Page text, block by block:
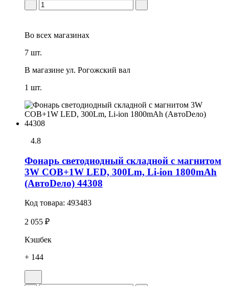
Во всех магазинах
7 шт.
В магазине ул. Рогожский вал
1 шт.
4.8
Фонарь светодиодный складной с магнитом
3W COB+1W LED, 300Lm, Li-ion 1800mAh
(АвтоDело) 44308
Код товара: 493483
2 055 ₽
Кэшбек
+ 144